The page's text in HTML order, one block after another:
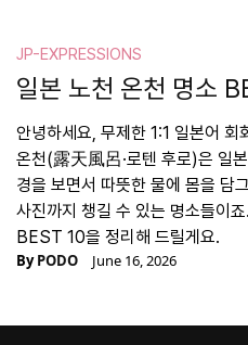
JP-EXPRESSIONS
일본 노천 온천 명소
안녕하세요, 무제한 1:1 일본어 회
온천(露天風呂·로텐 후로)은 일
경을 보면서 따뜻한 물에 몸을 담
사진까지 챙길 수 있는 명소들이
BEST 10을 정리해 드릴게요.
ByPODO June 16, 2026